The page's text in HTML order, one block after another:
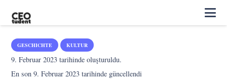
GESCHICHTE KULTUR
9. Februar 2023 tarihinde oluşturuldu.
En son9. Februar 2023 tarihinde güncellendi